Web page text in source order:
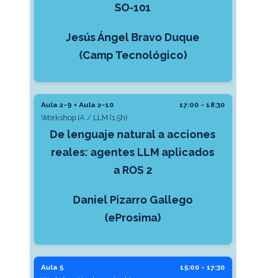
SO-101
Jesús Ángel Bravo Duque
(Camp Tecnológico)
Aula 2-9 + Aula 2-10 17:00 - 18:30
Workshop IA / LLM (1.5h)
De lenguaje natural a acciones
reales: agentes LLM aplicados
a ROS 2
Daniel Pizarro Gallego
(eProsima)
Aula 5 15:00 - 17:30